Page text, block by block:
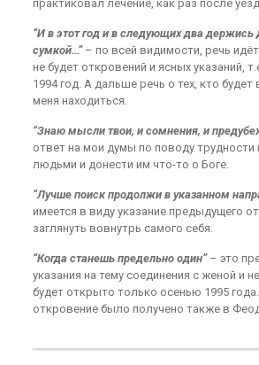
практиковал лечение, как раз после
“И в этот год и в следующих два держись
сумкой…”– по всей видимости, речь
не будет откровений и ясных указаний,
1994 год. А дальше речь о тех, кто
меня находиться.
“Знаю мысли твои, и сомнения, и
ответ на мои думы по поводу трудности
людьми и донести им что-то о Боге.
“Лучше поиск продолжи в указанном
имеется в виду указание предыдущего
заглянуть вовнутрь самого себя.
“Когда станешь предельно один”– это
указания на тему соединения с женой и
будет открыто только осенью 1995
откровение было получено также в